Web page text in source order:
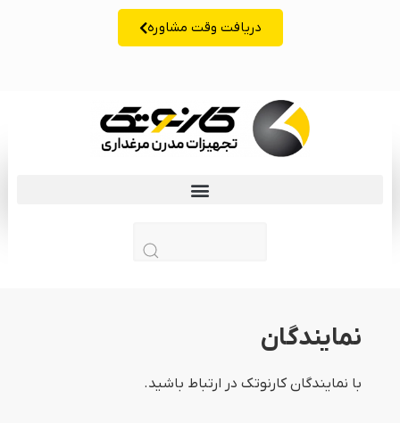
دریافت وقت مشاوره
نمایندگان
با نمایندگان کارنوتک در ارتباط باشید.